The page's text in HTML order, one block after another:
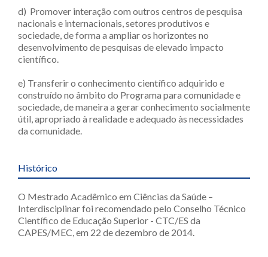
d) Promover interação com outros centros de pesquisa
nacionais e internacionais, setores produtivos e
sociedade, de forma a ampliar os horizontes no
desenvolvimento de pesquisas de elevado impacto
científico.
e) Transferir o conhecimento científico adquirido e
construído no âmbito do Programa para comunidade e
sociedade, de maneira a gerar conhecimento socialmente
útil, apropriado à realidade e adequado às necessidades
da comunidade.
Histórico
O Mestrado Acadêmico em Ciências da Saúde –
Interdisciplinar foi recomendado pelo Conselho Técnico
Científico de Educação Superior - CTC/ES da
CAPES/MEC, em 22 de dezembro de 2014.